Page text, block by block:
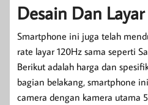
Desain Dan Layar
Smartphone ini juga telah
rate layar 120Hz sama seperti
Berikut adalah harga dan
bagian belakang, smartphone
camera dengan kamera utama